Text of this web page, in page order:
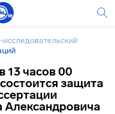
13 часов 00
защита